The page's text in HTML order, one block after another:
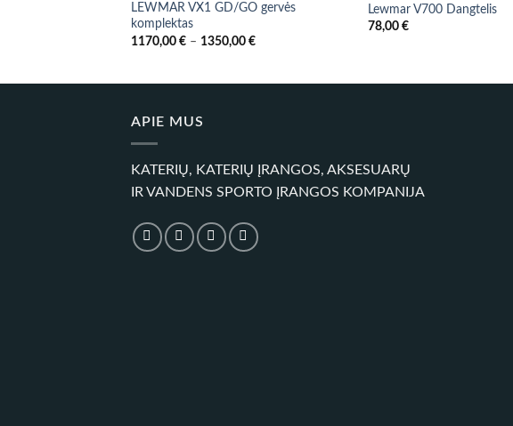
LEWMAR VX1 GD/GO gervės
komplektas
1170,00 € – 1350,00 €Price
Lewmar V700 Dangtelis
78,00€
APIE MUS
KATERIŲ, KATERIŲ ĮRANGOS, AKSESUARŲ
IR VANDENS SPORTO ĮRANGOS KOMPANIJA